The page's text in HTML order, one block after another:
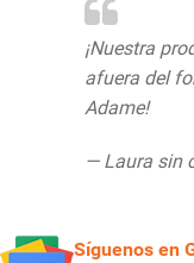
¡Nuestra
afuera del
Adame!
— Laura sin
Síguenos en